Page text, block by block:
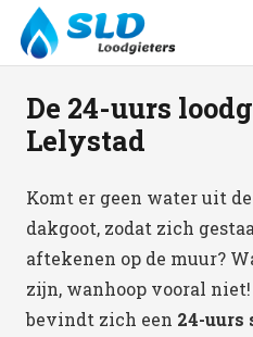
De 24-uurs
Lelystad
Komt er geen water uit
dakgoot, zodat zich
aftekenen op de muur?
zijn, wanhoop vooral
bevindt zich een 24-uurs